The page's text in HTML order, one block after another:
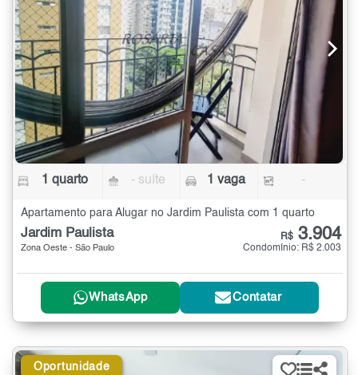
1 quarto - suíte 1 vaga -
Apartamento para Alugar no Jardim Paulista com 1 quarto
Jardim Paulista
Zona Oeste - São Paulo
R$ 3.904
Condomínio: R$ 2.003
WhatsApp Contatar
Oportunidade